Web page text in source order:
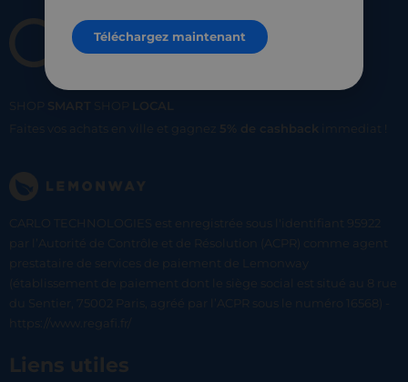
SHOP SMART SHOP
LOCAL
Faites vos achats en ville et gagnez 5% de cashback immediat !
CARLO TECHNOLOGIES est enregistrée sous l'identifiant 95922
par l’Autorité de Contrôle et de Résolution (ACPR) comme agent
prestataire de services de paiement de Lemonway
(établissement de paiement dont le siège social est situé au 8 rue
du Sentier, 75002 Paris, agréé par l’ACPR sous le numéro 16568) -
https://www.regafi.fr/
Liens utiles
Téléchargez maintenant